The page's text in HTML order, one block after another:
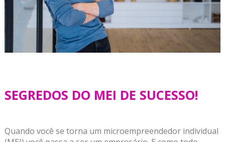
SEGREDOS DO MEI DE SUCESSO!
Quando você se torna um microempreendedor individual